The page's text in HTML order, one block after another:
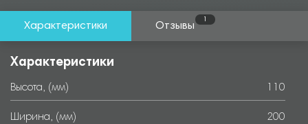
Характеристики Отзывы
Характеристики
Высота, (мм) 110
Ширина, (мм) 200